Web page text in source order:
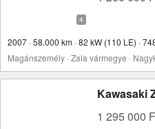
2007 · 58.000 km · 82 kW (110 LE) ·
Magánszemély · Zala vármegye ·
Kawasaki
1 295 000